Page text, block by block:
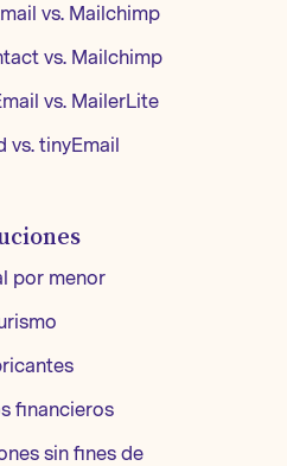
vs. Mailchimp
vs. Mailchimp
vs. MailerLite
vs. tinyEmail
por menor
financieros
sin fines de